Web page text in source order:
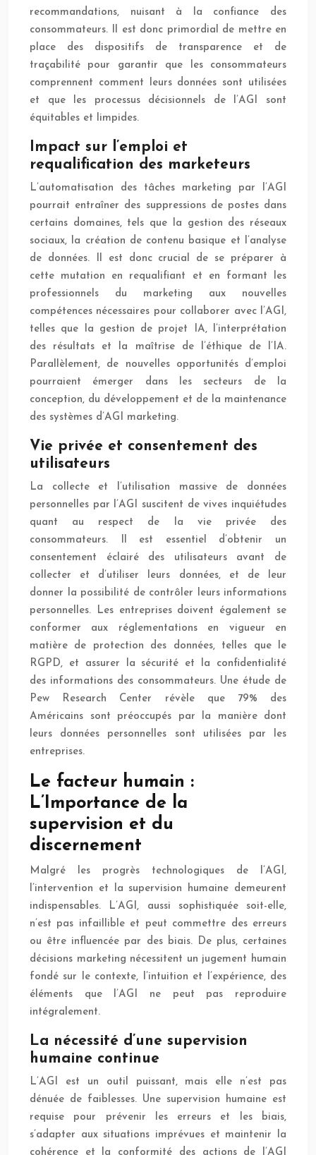
recommandations, nuisant à la confiance des
consommateurs. Il est donc primordial de mettre en
place des dispositifs de transparence et de
traçabilité pour garantir que les consommateurs
comprennent comment leurs données sont utilisées
et que les processus décisionnels de l’AGI sont
équitables et limpides.
Impact sur l’emploi et
requalification des marketeurs
L’automatisation des tâches marketing par l’AGI
pourrait entraîner des suppressions de postes dans
certains domaines, tels que la gestion des réseaux
sociaux, la création de contenu basique et l’analyse
de données. Il est donc crucial de se préparer à
cette mutation en requalifiant et en formant les
professionnels du marketing aux nouvelles
compétences nécessaires pour collaborer avec l’AGI,
telles que la gestion de projet IA, l’interprétation
des résultats et la maîtrise de l’éthique de l’IA.
Parallèlement, de nouvelles opportunités d’emploi
pourraient émerger dans les secteurs de la
conception, du développement et de la maintenance
des systèmes d’AGI marketing.
Vie privée et consentement des
utilisateurs
La collecte et l’utilisation massive de données
personnelles par l’AGI suscitent de vives inquiétudes
quant au respect de la vie privée des
consommateurs. Il est essentiel d’obtenir un
consentement éclairé des utilisateurs avant de
collecter et d’utiliser leurs données, et de leur
donner la possibilité de contrôler leurs informations
personnelles. Les entreprises doivent également se
conformer aux réglementations en vigueur en
matière de protection des données, telles que le
RGPD, et assurer la sécurité et la confidentialité
des informations des consommateurs. Une étude de
Pew Research Center révèle que 79% des
Américains sont préoccupés par la manière dont
leurs données personnelles sont utilisées par les
entreprises.
Le facteur humain :
L’Importance de la
supervision et du
discernement
Malgré les progrès technologiques de l’AGI,
l’intervention et la supervision humaine demeurent
indispensables. L’AGI, aussi sophistiquée soit-elle,
n’est pas infaillible et peut commettre des erreurs
ou être influencée par des biais. De plus, certaines
décisions marketing nécessitent un jugement humain
fondé sur le contexte, l’intuition et l’expérience, des
éléments que l’AGI ne peut pas reproduire
intégralement.
La nécessité d’une supervision
humaine continue
L’AGI est un outil puissant, mais elle n’est pas
dénuée de faiblesses. Une supervision humaine est
requise pour prévenir les erreurs et les biais,
s’adapter aux situations imprévues et maintenir la
cohérence et la conformité des actions de l’AGI